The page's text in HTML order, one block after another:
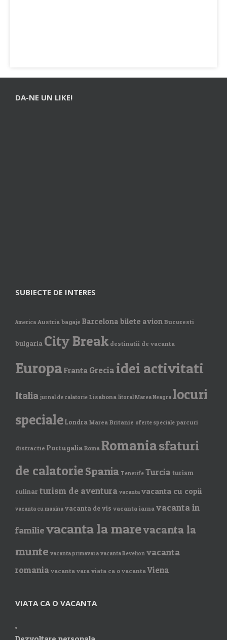
DA-NE UN LIKE!
SUBIECTE DE INTERES
America Austria bagaje Barcelona bilete avion Bucuresti
bulgaria City Break destinatii de vacanta
Europa Franta Grecia idei activitati
Italia jurnal de calatorie Lisabona litoral Marea Neagra locuri
specialeLondra Marea Britanie oferte speciale parcuri
distractie Portugalia Roma Romaniasfaturi
de calatorieSpania Tenerife Turcia turism
culinar turism de aventura vacanta vacanta cu copii
vacanta cu masina vacanta de vis vacanta iarna vacanta in
familievacanta la marevacanta la
munte vacanta primavara vacanta Revelion vacanta
romania vacanta vara viata ca o vacanta Viena
VIATA CA O VACANTA